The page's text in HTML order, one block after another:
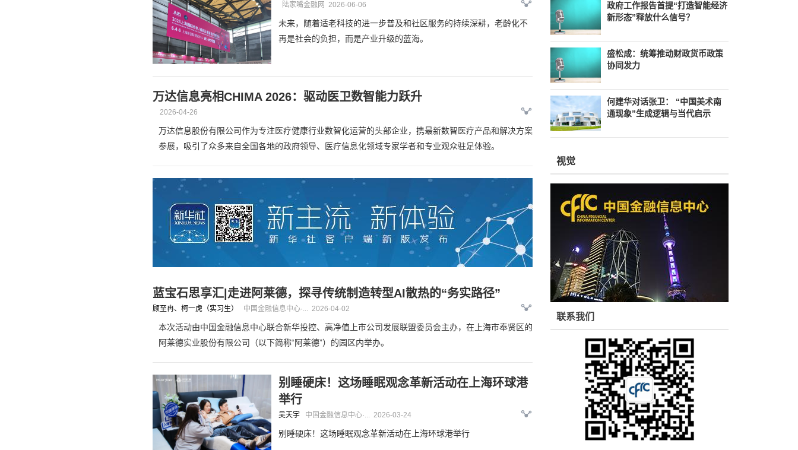
陆家嘴金融网 2026-06-06
未来，随着适老科技的进一步普及和社区服务的持续深耕，老龄化不
再是社会的负担，而是产业升级的蓝海。
万达信息亮相CHIMA 2026：驱动医卫数智能力跃升
2026-04-26
万达信息股份有限公司作为专注医疗健康行业数智化运营的头部企业，携最新数智医疗产品和解决方案
参展，吸引了众多来自全国各地的政府领导、医疗信息化领域专家学者和专业观众驻足体验。
蓝宝石思享汇|走进阿莱德，探寻传统制造转型AI散热的“务实路径”
顾至冉、柯一虎（实习生） 中国金融信息中心·... 2026-04-02
本次活动由中国金融信息中心联合新华投控、高净值上市公司发展联盟委员会主办，在上海市奉贤区的
阿莱德实业股份有限公司（以下简称“阿莱德”）的园区内举办。
别睡硬床！这场睡眠观念革新活动在上海环球港
举行
吴天宇 中国金融信息中心·... 2026-03-24
别睡硬床！这场睡眠观念革新活动在上海环球港举行
政府工作报告首提“打造智能经济
新形态”释放什么信号？
盛松成：统筹推动财政货币政策
协同发力
何建华对话张卫： “中国美术南
通现象”生成逻辑与当代启示
视觉
联系我们